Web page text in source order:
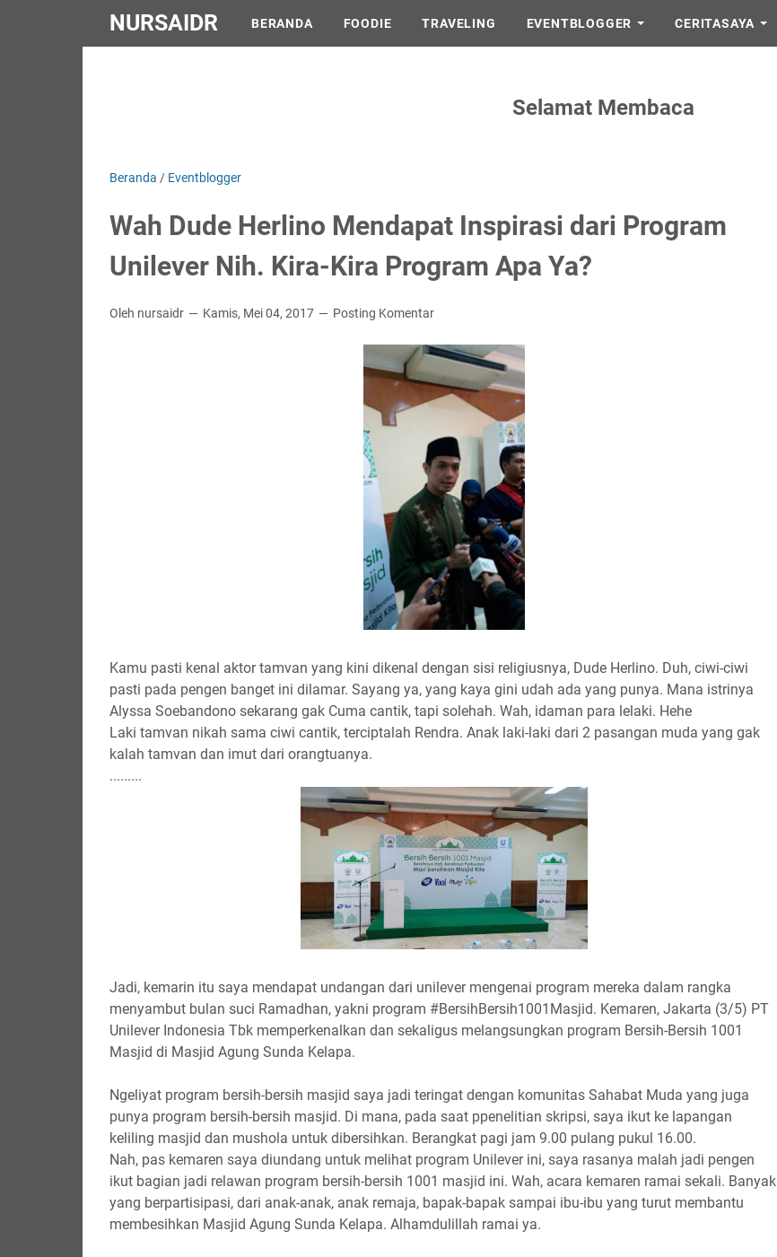
NURSAIDR BERANDA FOODIE TRAVELING EVENTBLOGGER CERITASAYA
Selamat Membaca
Beranda / Eventblogger
Wah Dude Herlino Mendapat Inspirasi dari Program
Unilever Nih. Kira-Kira Program Apa Ya?
Oleh nursaidr Kamis, Mei 04, 2017 Posting Komentar
Kamu pasti kenal aktor tamvan yang kini dikenal dengan sisi religiusnya, Dude Herlino. Duh, ciwi-ciwi
pasti pada pengen banget ini dilamar. Sayang ya, yang kaya gini udah ada yang punya. Mana istrinya
Alyssa Soebandono sekarang gak Cuma cantik, tapi solehah. Wah, idaman para lelaki. Hehe
Laki tamvan nikah sama ciwi cantik, terciptalah Rendra. Anak laki-laki dari 2 pasangan muda yang gak
kalah tamvan dan imut dari orangtuanya.
.........
Jadi, kemarin itu saya mendapat undangan dari unilever mengenai program mereka dalam rangka
menyambut bulan suci Ramadhan, yakni program #BersihBersih1001Masjid. Kemaren, Jakarta (3/5) PT
Unilever Indonesia Tbk memperkenalkan dan sekaligus melangsungkan program Bersih-Bersih 1001
Masjid di Masjid Agung Sunda Kelapa.
Ngeliyat program bersih-bersih masjid saya jadi teringat dengan komunitas Sahabat Muda yang juga
punya program bersih-bersih masjid. Di mana, pada saat ppenelitian skripsi, saya ikut ke lapangan
keliling masjid dan mushola untuk dibersihkan. Berangkat pagi jam 9.00 pulang pukul 16.00.
Nah, pas kemaren saya diundang untuk melihat program Unilever ini, saya rasanya malah jadi pengen
ikut bagian jadi relawan program bersih-bersih 1001 masjid ini. Wah, acara kemaren ramai sekali. Banyak
yang berpartisipasi, dari anak-anak, anak remaja, bapak-bapak sampai ibu-ibu yang turut membantu
membesihkan Masjid Agung Sunda Kelapa. Alhamdulillah ramai ya.